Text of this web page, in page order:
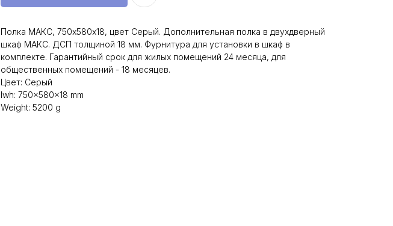
Полка МАКС, 750х580х18, цвет Серый. Дополнительная полка в двухдверный
шкаф МАКС. ДСП толщиной 18 мм. Фурнитура для установки в шкаф в
комплекте. Гарантийный срок для жилых помещений 24 месяца, для
общественных помещений - 18 месяцев.
Цвет: Серый
lwh: 750x580x18 mm
Weight: 5200 g